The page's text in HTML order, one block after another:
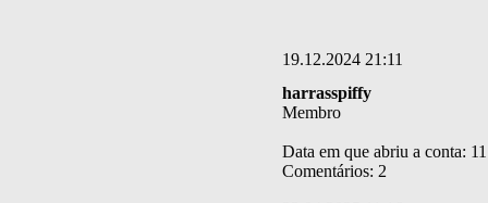
19.12.2024 21:11
harrasspiffy
Membro
Data em que abriu a conta:
Comentários: 2